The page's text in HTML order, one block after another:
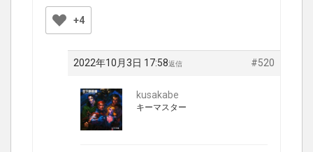
+4
2022年10月3日 17:58 #520
返信
kusakabe
キーマスター